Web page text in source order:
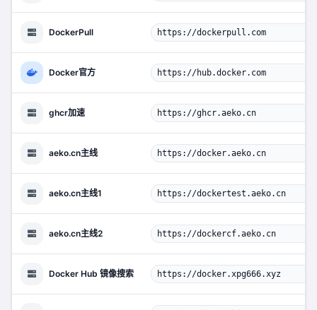
DockerPull https://dockerpull.com
Docker官方 https://hub.docker.com
ghcr加速 https://ghcr.aeko.cn
aeko.cn主线 https://docker.aeko.cn
aeko.cn主线1 https://dockertest.aeko.cn
aeko.cn主线2 https://dockercf.aeko.cn
Docker Hub 镜像搜索 https://docker.xpg666.xyz